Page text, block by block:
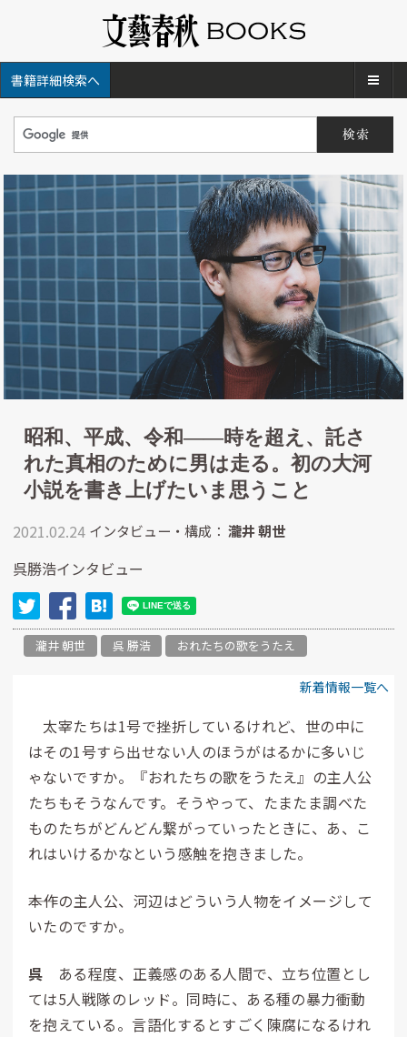
書籍詳細検索へ
昭和、平成、令和――時を超え、託さ
れた真相のために男は走る。初の大河
小説を書き上げたいま思うこと
2021.02.24 インタビュー・構成： 瀧井 朝世
呉勝浩インタビュー
瀧井 朝世 呉 勝浩 おれたちの歌をうたえ
新着情報一覧へ
太宰たちは1号で挫折しているけれど、世の中に
はその1号すら出せない人のほうがはるかに多いじ
ゃないですか。『おれたちの歌をうたえ』の主人公
たちもそうなんです。そうやって、たまたま調べた
ものたちがどんどん繋がっていったときに、あ、こ
れはいけるかなという感触を抱きました。
――本作の主人公、河辺はどういう人物をイメージして
いたのですか。
呉 ある程度、正義感のある人間で、立ち位置とし
ては5人戦隊のレッド。同時に、ある種の暴力衝動
を抱えている。言語化するとすごく陳腐になるけれ